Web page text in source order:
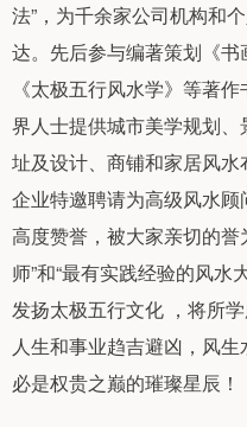
法”，为千余家公司机构和
达。先后参与编著策划《
《太极五行风水学》等著
界人士提供城市美学规划
址及设计、商铺和家居风
企业特邀聘请为高级风水
高度赞誉，被大家亲切的
师”和“最有实践经验的风水
发扬太极五行文化 ，将所
人生和事业趋吉避凶，风
必是权贵之巅的璀璨星辰！